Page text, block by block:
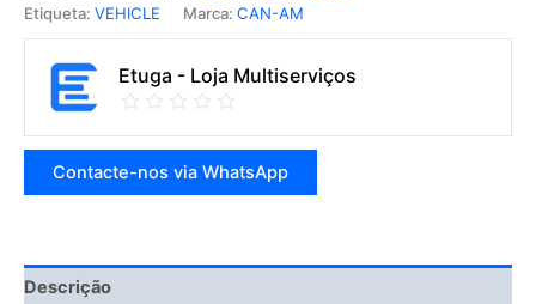
Etiqueta: VEHICLE Marca: CAN-AM
Etuga - Loja Multiserviços
Contacte-nos via WhatsApp
Descrição